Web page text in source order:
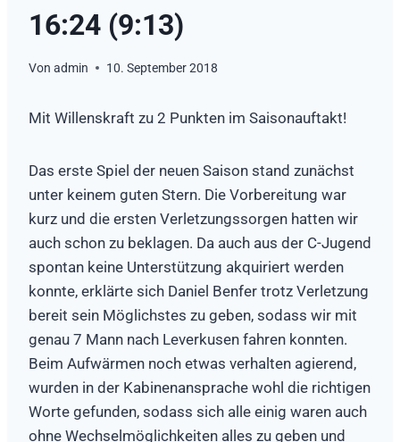
16:24 (9:13)
Von admin 10. September 2018
Mit Willenskraft zu 2 Punkten im Saisonauftakt!
Das erste Spiel der neuen Saison stand zunächst
unter keinem guten Stern. Die Vorbereitung war
kurz und die ersten Verletzungssorgen hatten wir
auch schon zu beklagen. Da auch aus der C-Jugend
spontan keine Unterstützung akquiriert werden
konnte, erklärte sich Daniel Benfer trotz Verletzung
bereit sein Möglichstes zu geben, sodass wir mit
genau 7 Mann nach Leverkusen fahren konnten.
Beim Aufwärmen noch etwas verhalten agierend,
wurden in der Kabinenansprache wohl die richtigen
Worte gefunden, sodass sich alle einig waren auch
ohne Wechselmöglichkeiten alles zu geben und